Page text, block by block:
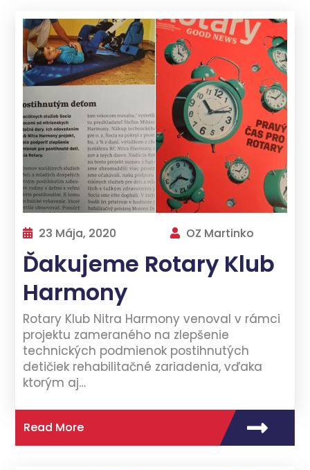
23 Mája, 2020 OZ Martinko
Ďakujeme Rotary Klub
Harmony
Rotary Klub Nitra Harmony venoval v rámci
projektu zameraného na zlepšenie
technických podmienok postihnutých
detičiek rehabilitačné zariadenia, vďaka
ktorým aj…
Read More